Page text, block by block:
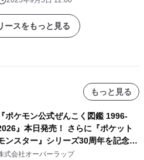
ースをもっと見る
もっと見る
『ポケモン公式ぜんこく図鑑 1996-
』本日発売！ さらに『ポケット
ンスター』シリーズ30周年を記念し
画集『ポケットモンスター ビジュア
式会社オーバーラップ